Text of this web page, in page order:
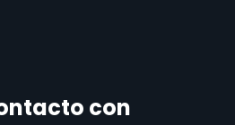
con